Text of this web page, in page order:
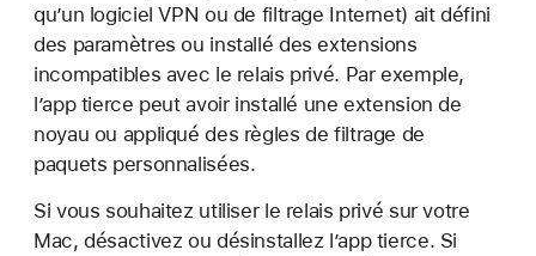
qu’un logiciel VPN ou de filtrage Internet) ait défini
des paramètres ou installé des extensions
incompatibles avec le relais privé. Par exemple,
l’app tierce peut avoir installé une extension de
noyau ou appliqué des règles de filtrage de
paquets personnalisées.
Si vous souhaitez utiliser le relais privé sur votre
Mac, désactivez ou désinstallez l’app tierce. Si